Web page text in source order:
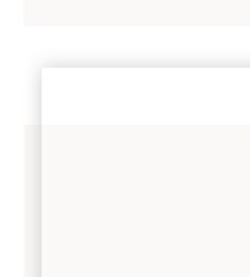
la main saveur chorizo,